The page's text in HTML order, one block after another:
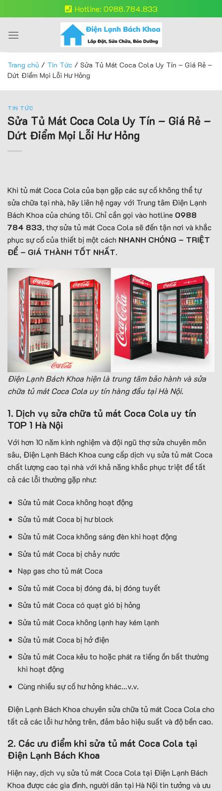
to
content
Hotline: 0988.784.833
Trang chủ / Tin Tức / Sửa Tủ Mát Coca Cola Uy Tín – Giá Rẻ –
Dứt Điểm Mọi Lỗi Hư Hỏng
TIN TỨC
Sửa Tủ Mát Coca Cola Uy Tín – Giá Rẻ –
Dứt Điểm Mọi Lỗi Hư Hỏng
Khi tủ mát Coca Cola của bạn gặp các sự cố không thể tự
sửa chữa tại nhà, hãy liên hệ ngay với Trung tâm Điện Lạnh
Bách Khoa của chúng tôi. Chỉ cần gọi vào hotline 0988
784 833, thợ sửa tủ mát Coca Cola sẽ đến tận nơi và khắc
phục sự cố của thiết bị một cách NHANH CHÓNG – TRIỆT
ĐỂ – GIÁ THÀNH TỐT NHẤT.
Điện Lạnh Bách Khoa hiện là trung tâm bảo hành và sửa
chữa tủ mát Coca Cola uy tín hàng đầu tại Hà Nội.
1. Dịch vụ sửa chữa tủ mát Coca Cola uy tín
TOP 1 Hà Nội
Với hơn 10 năm kinh nghiệm và đội ngũ thợ sửa chuyên môn
sâu, Điện Lạnh Bách Khoa cung cấp dịch vụ sửa tủ mát Coca
chất lượng cao tại nhà với khả năng khắc phục triệt để tất
cả các lỗi thường gặp như:
Sửa tủ mát Coca không hoạt động
Sửa tủ mát Coca bị hư block
Sửa tủ mát Coca không sáng đèn khi hoạt động
Sửa tủ mát Coca bị chảy nước
Nạp gas cho tủ mát Coca
Sửa tủ mát Coca bị đóng đá, bị đóng tuyết
Sửa tủ mát Coca có quạt gió bị hỏng
Sửa tủ mát Coca không lạnh hay kém lạnh
Sửa tủ mát Coca bị hở điện
Sửa tủ mát Coca kêu to hoặc phát ra tiếng ồn bất thường
khi hoạt động
Cùng nhiều sự cố hư hỏng khác…v.v.
Điện Lạnh Bách Khoa chuyên sửa chữa tủ mát Coca Cola cho
tất cả các lỗi hư hỏng trên, đảm bảo hiệu suất và độ bền cao.
2. Các ưu điểm khi sửa tủ mát Coca Cola tại
Điện Lạnh Bách Khoa
Hiện nay, dịch vụ sửa tủ mát Coca Cola tại Điện Lạnh Bách
Khoa được các gia đình, người dân tại Hà Nội tin tưởng và ưu